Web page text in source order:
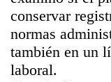
conservar
normas
también en un
laboral.